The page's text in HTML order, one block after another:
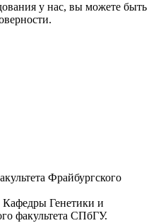
у нас, вы можете быть
Фрайбургского
Генетики и
факультета СПбГУ.